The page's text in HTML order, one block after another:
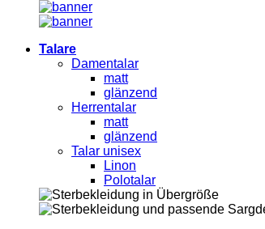
Talare
Damentalar
matt
glänzend
Herrentalar
matt
glänzend
Talar unisex
Linon
Polotalar